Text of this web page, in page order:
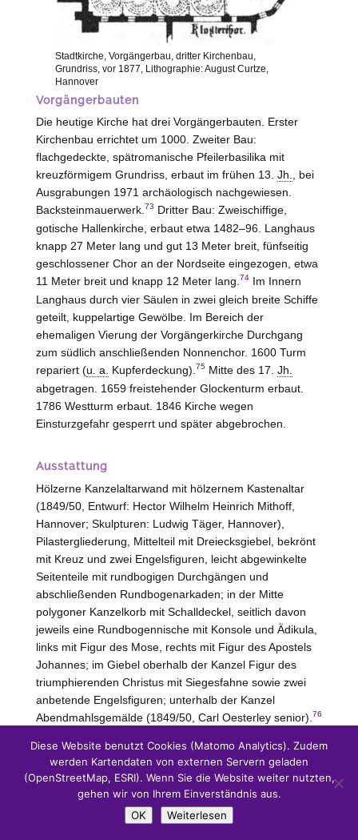
Stadtkirche, Vorgängerbau, dritter Kirchenbau,
Grundriss, vor 1877, Lithographie: August Curtze,
Hannover
Vorgängerbauten
Die heutige Kirche hat drei Vorgängerbauten. Erster
Kirchenbau errichtet um 1000. Zweiter Bau:
flachgedeckte, spätromanische Pfeilerbasilika mit
kreuzförmigem Grundriss, erbaut im frühen 13. Jh., bei
Ausgrabungen 1971 archäologisch nachgewiesen.
Backsteinmauerwerk.73 Dritter Bau: Zweischiffige,
gotische Hallenkirche, erbaut etwa 1482–96. Langhaus
knapp 27 Meter lang und gut 13 Meter breit, fünfseitig
geschlossener Chor an der Nordseite eingezogen, etwa
11 Meter breit und knapp 12 Meter lang.74Im Innern
Langhaus durch vier Säulen in zwei gleich breite Schiffe
geteilt, kuppelartige Gewölbe. Im Bereich der
ehemaligen Vierung der Vorgängerkirche Durchgang
zum südlich anschließenden Nonnenchor. 1600 Turm
repariert (u. a. Kupferdeckung).75Mitte des 17. Jh.
abgetragen. 1659 freistehender Glockenturm erbaut.
1786 Westturm erbaut. 1846 Kirche wegen
Einsturzgefahr gesperrt und später abgebrochen.
Ausstattung
Hölzerne Kanzelaltarwand mit hölzernem Kastenaltar
(1849/50, Entwurf: Hector Wilhelm Heinrich Mithoff,
Hannover; Skulpturen: Ludwig Täger, Hannover),
Pilastergliederung, Mittelteil mit Dreiecksgiebel, bekrönt
mit Kreuz und zwei Engelsfiguren, leicht abgewinkelte
Seitenteile mit rundbogigen Durchgängen und
abschließenden Rundbogenarkaden; in der Mitte
polygoner Kanzelkorb mit Schalldeckel, seitlich davon
jeweils eine Rundbogennische mit Konsole und Ädikula,
links mit Figur des Mose, rechts mit Figur des Apostels
Johannes; im Giebel oberhalb der Kanzel Figur des
triumphierenden Christus mit Siegesfahne sowie zwei
anbetende Engelsfiguren; unterhalb der Kanzel
Abendmahlsgemälde (1849/50, Carl Oesterley senior). 76
Beckenrand mit Blattornamenten. – Kruzifix (15.Jh.),
bekannt als „Walsroder Kreuz“, es lässt „das Leiden
Christi in ungewohnter und ungewöhnlicher Deutlichkeit
deutlich werden“; das Kreuz wurde 1814 aus der Kirche
entfernt, hing dann im Kloster, wurde später eingelagert
Diese Website benutzt Cookies (Matomo Analytics). Zudem
werden Kartendaten von externen Servern geladen
(OpenStreetMap, ESRI). Wenn Sie die Website weiter nutzten,
gehen wir von Ihrem Einverständnis aus.
OK
Weiterlesen